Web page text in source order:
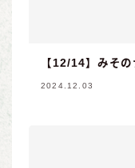
【12/14】みそ
2024.12.03